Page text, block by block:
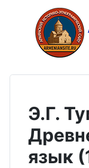
Э.Г.
язык